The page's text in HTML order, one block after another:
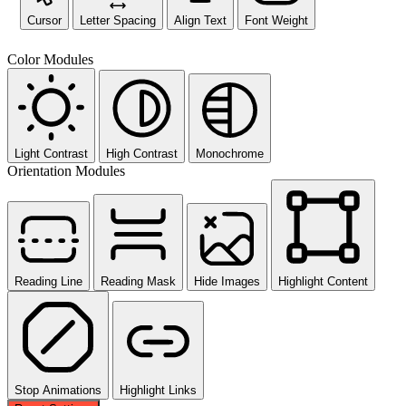
Cursor Letter Spacing Align Text Font Weight
Color Modules
Light Contrast High Contrast Monochrome
Orientation Modules
Reading Line Reading Mask Hide Images Highlight Content
Stop Animations
Highlight Links